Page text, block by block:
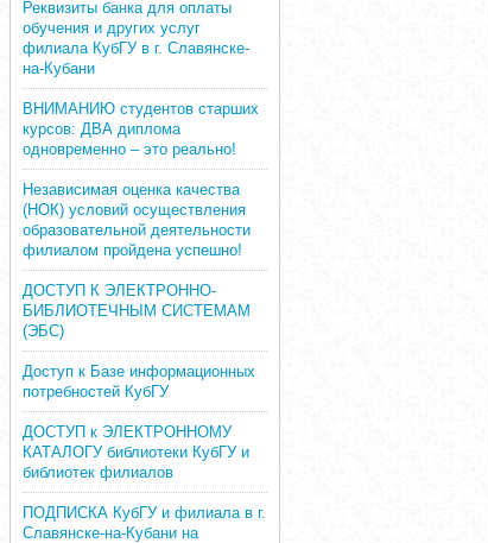
Реквизиты банка для оплаты
обучения и других услуг
филиала КубГУ в г. Славянске-
на-Кубани
ВНИМАНИЮ студентов старших
курсов: ДВА диплома
одновременно – это реально!
Независимая оценка качества
(НОК) условий осуществления
образовательной деятельности
филиалом пройдена успешно!
ДОСТУП К ЭЛЕКТРОННО-
БИБЛИОТЕЧНЫМ СИСТЕМАМ
(ЭБС)
Доступ к Базе информационных
потребностей КубГУ
ДОСТУП к ЭЛЕКТРОННОМУ
КАТАЛОГУ библиотеки КубГУ и
библиотек филиалов
ПОДПИСКА КубГУ и филиала в г.
Славянске-на-Кубани на